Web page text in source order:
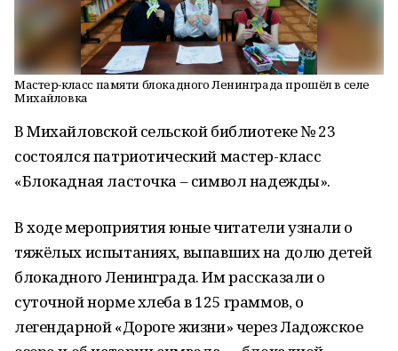
Мастер-класс памяти блокадного Ленинграда прошёл в селе
Михайловка
В Михайловской сельской библиотеке № 23
состоялся патриотический мастер-класс
«Блокадная ласточка – символ надежды».
В ходе мероприятия юные читатели узнали о
тяжёлых испытаниях, выпавших на долю детей
блокадного Ленинграда. Им рассказали о
суточной норме хлеба в 125 граммов, о
легендарной «Дороге жизни» через Ладожское